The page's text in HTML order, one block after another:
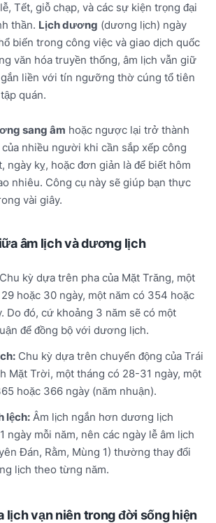
Tết, giỗ chạp, và các sự kiện trọng đại
thần. Lịch dương (dương lịch) ngày
biến trong công việc và giao dịch quốc
văn hóa truyền thống, âm lịch vẫn giữ
liền với tín ngưỡng thờ cúng tổ tiên
quán.
sang âm hoặc ngược lại trở thành
nhiều người khi cần sắp xếp công
ngày kỵ, hoặc đơn giản là để biết hôm
nhiêu. Công cụ này sẽ giúp bạn thực
vài giây.
âm lịch và dương lịch
Chu kỳ dựa trên pha của Mặt Trăng, một
hoặc 30 ngày, một năm có 354 hoặc
Do đó, cứ khoảng 3 năm sẽ có một
để đồng bộ với dương lịch.
Chu kỳ dựa trên chuyển động của Trái
Mặt Trời, một tháng có 28-31 ngày, một
hoặc 366 ngày (năm nhuận).
lệch: Âm lịch ngắn hơn dương lịch
ngày mỗi năm, nên các ngày lễ âm lịch
Đán, Rằm, Mùng 1) thường thay đổi
lịch theo từng năm.
lịch vạn niên trong đời sống hiện